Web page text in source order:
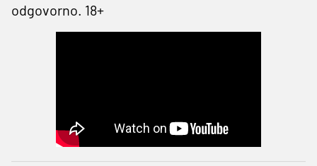
odgovorno. 18+